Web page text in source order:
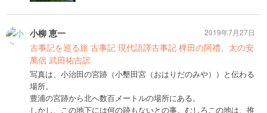
小柳 恵一
古事記を巡る旅 古事記 現代語譯古事記 稗田の阿禮、太の安
萬侶 武田祐吉訳
写真は、小治田の宮跡（小墾田宮（おはりだのみや））と伝わる
場所。
豊浦の宮跡から北へ数百メートルの場所にある。
しかし、この地下には何の跡もないとの事。むしろこの地は、推
2019年7月27日